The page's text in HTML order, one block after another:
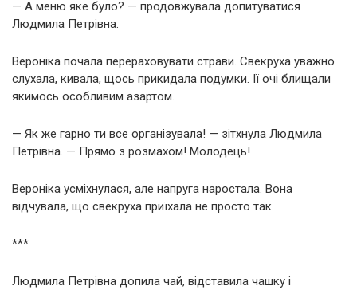
— А меню яке було? — продовжувала допитуватися
Людмила Петрівна.
Вероніка почала перераховувати страви. Свекруха уважно
слухала, кивала, щось прикидала подумки. Її очі блищали
якимось особливим азартом.
— Як же гарно ти все організувала! — зітхнула Людмила
Петрівна. — Прямо з розмахом! Молодець!
Вероніка усміхнулася, але напруга наростала. Вона
відчувала, що свекруха приїхала не просто так.
***
Людмила Петрівна допила чай, відставила чашку і